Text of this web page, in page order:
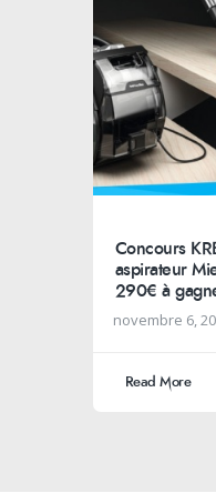
Concours
aspirateur
290€ à
novembre 6,
Read More